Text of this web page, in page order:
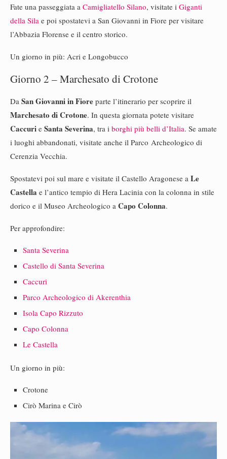
Fate una passeggiata a Camigliatello Silano, visitate i Giganti
della Sila e poi spostatevi a San Giovanni in Fiore per visitare
l’Abbazia Florense e il centro storico.
Un giorno in più: Acri e Longobucco
Giorno 2 – Marchesato di Crotone
Da San Giovanni in Fiore parte l’itinerario per scoprire il
Marchesato di Crotone. In questa giornata potete visitare
Caccuri e Santa Severina, tra i borghi più belli d’Italia. Se amate
i luoghi abbandonati, visitate anche il Parco Archeologico di
Cerenzia Vecchia.
Spostatevi poi sul mare e visitate il Castello Aragonese a Le
Castella e l’antico tempio di Hera Lacinia con la colonna in stile
dorico e il Museo Archeologico a Capo Colonna.
Per approfondire:
Santa Severina
Castello di Santa Severina
Caccuri
Parco Archeologico di Akerenthia
Isola Capo Rizzuto
Capo Colonna
Le Castella
Un giorno in più:
Crotone
Cirò Marina e Cirò